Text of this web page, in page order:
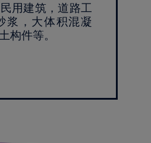
用建筑，道路工
浆，大体积混凝
构件等。